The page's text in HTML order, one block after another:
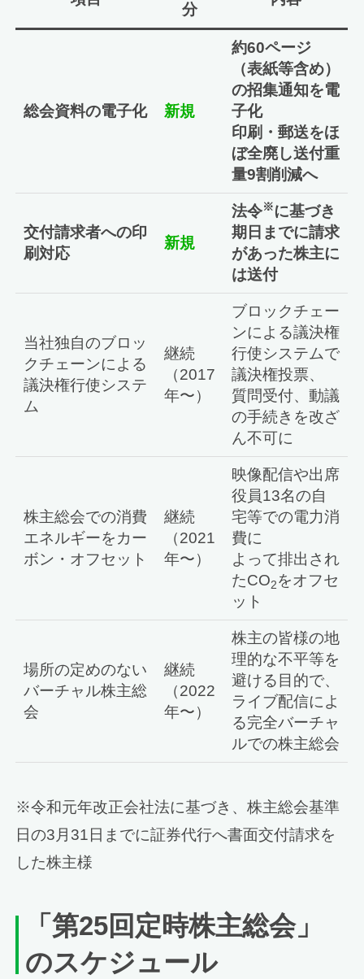
分
総会資料の電子化 新規
約60ページ
（表紙等含め）
の招集通知を電
子化
印刷・郵送をほ
ぼ全廃し送付重
量9割削減へ
交付請求者への印
刷対応
新規
法令※に基づき
期日までに請求
があった株主に
は送付
当社独自のブロッ
クチェーンによる
議決権行使システ
ム
継続
（2017
年〜）
ブロックチェー
ンによる議決権
行使システムで
議決権投票、
質問受付、動議
の手続きを改ざ
ん不可に
株主総会での消費
エネルギーをカー
ボン・オフセット
継続
（2021
年〜）
映像配信や出席
役員13名の自
宅等での電力消
費に
よって排出され
たCO2をオフセ
ット
場所の定めのない
バーチャル株主総
会
継続
（2022
年〜）
株主の皆様の地
理的な不平等を
避ける目的で、
ライブ配信によ
る完全バーチャ
ルでの株主総会
※令和元年改正会社法に基づき、株主総会基準
日の3月31日までに証券代行へ書面交付請求を
した株主様
「第25回定時株主総会」
のスケジュール